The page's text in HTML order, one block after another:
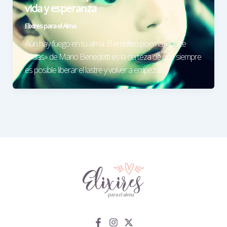
vida y esperanza
Elixires para el Alma
Aún hay fuego en tu alma. El emotivo poema «No te
rindas» de Mario Benedetti es la certeza de que siempre
es posible liberar el lastre y volver a empezar.